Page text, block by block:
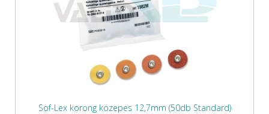
Sof-Lex korong közepes 12,7mm (50db Standard)